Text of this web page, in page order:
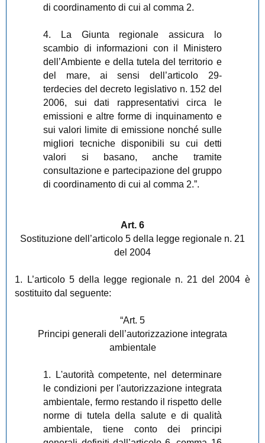
di coordinamento di cui al comma 2.
4. La Giunta regionale assicura lo
scambio di informazioni con il Ministero
dell’Ambiente e della tutela del territorio e
del mare, ai sensi dell’articolo 29-
terdecies del decreto legislativo n. 152 del
2006, sui dati rappresentativi circa le
emissioni e altre forme di inquinamento e
sui valori limite di emissione nonché sulle
migliori tecniche disponibili su cui detti
valori si basano, anche tramite
consultazione e partecipazione del gruppo
di coordinamento di cui al comma 2.”.
Art. 6
Sostituzione dell’articolo 5 della legge regionale n. 21
del 2004
1. L’articolo 5 della legge regionale n. 21 del 2004 è
sostituito dal seguente:
“Art. 5
Principi generali dell’autorizzazione integrata
ambientale
1. L'autorità competente, nel determinare
le condizioni per l'autorizzazione integrata
ambientale, fermo restando il rispetto delle
norme di tutela della salute e di qualità
ambientale, tiene conto dei principi